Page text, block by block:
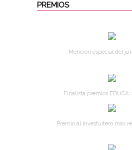
PREMIOS
Mención especial del
Finalista premios EDUCA.
Premio al Investuitero más